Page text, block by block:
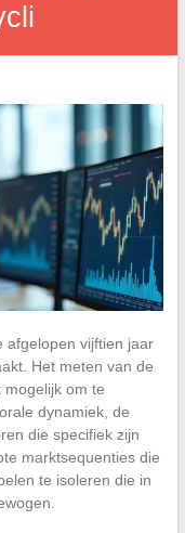
afgelopen vijftien jaar
Het meten van de
om te
dynamiek, de
die specifiek zijn
marktsequenties die
te isoleren die in